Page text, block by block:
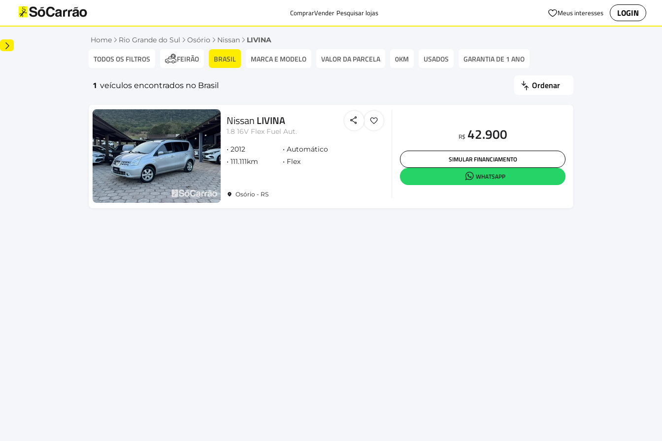
ComprarVender Pesquisar lojas Meus interesses LOGIN
Home Rio Grande do Sul Osório Nissan LIVINA
TODOS OS FILTROS FEIRÃO BRASIL MARCA E MODELO VALOR DA PARCELA 0KM USADOS GARANTIA DE 1 ANO
1 veículos encontrados no Brasil Ordenar
NissanLIVINA
1.8 16V Flex Fuel Aut.
2012
Automático
111.111km
Flex
Osório - RS
R$ 42.900
SIMULAR FINANCIAMENTO
WHATSAPP